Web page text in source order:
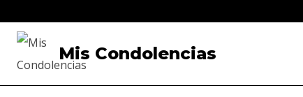
Mis Condolencias